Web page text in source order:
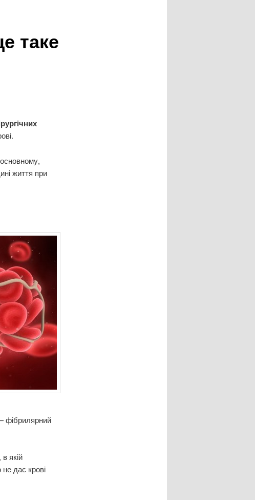
таке
життя при
фібрилярний
якій
дає крові